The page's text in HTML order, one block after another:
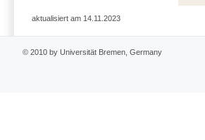
aktualisiert am 14.11.2023
© 2010 by Universität Bremen, Germany